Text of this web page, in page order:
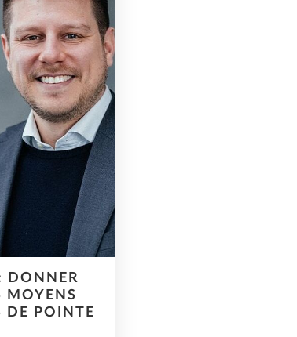
DONNER
MOYENS
DE POINTE